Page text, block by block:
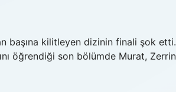
başına kilitleyen dizinin finali şok etti.
öğrendiği son bölümde Murat, Zerrin